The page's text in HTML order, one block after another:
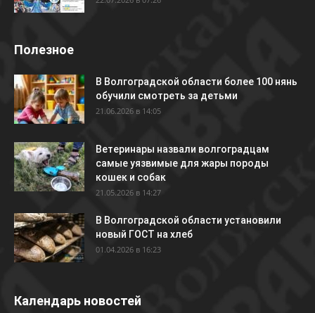
Полезное
В Волгоградской области более 100 нянь
обучили смотреть за детьми
21.06.2026 в 14:05
Ветеринары назвали волгоградцам
самые уязвимые для жары породы
кошек и собак
21.05.2026 в 14:27
В Волгоградской области установили
новый ГОСТ на хлеб
01.04.2026 в 16:23
Календарь новостей